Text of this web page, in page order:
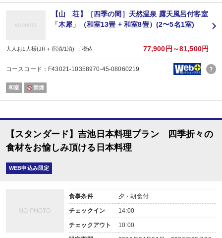
【山 荘】［四季の間］天然温泉 露天風呂付客室
「木犀」（和室13畳 + 和室8畳）(2〜5名1室)
大人お1人様(JR＋宿泊/1泊) ：税込 77,900円～81,500円
コースコード：F43021-10358970-45-08060219
和室 禁煙
【スタンダード】吉池日本料理プラン 四季折々の
食材をお愉しみ頂ける日本料理
WEB申込み限定
食事条件 夕・朝食付
チェックイン 14:00
チェックアウト 10:00